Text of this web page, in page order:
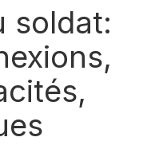
soldat: